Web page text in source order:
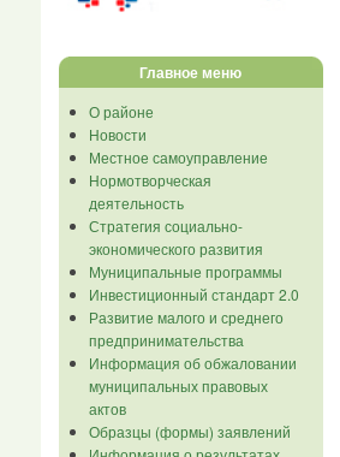
Главное меню
О районе
Новости
Местное самоуправление
Нормотворческая
деятельность
Стратегия социально-
экономического развития
Муниципальные программы
Инвестиционный стандарт 2.0
Развитие малого и среднего
предпринимательства
Информация об обжаловании
муниципальных правовых
актов
Образцы (формы) заявлений